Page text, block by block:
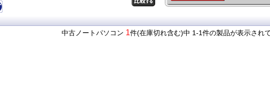
中古ノートパソコン 1件(在庫切れ含む)中 1-1件の製品が表示されて